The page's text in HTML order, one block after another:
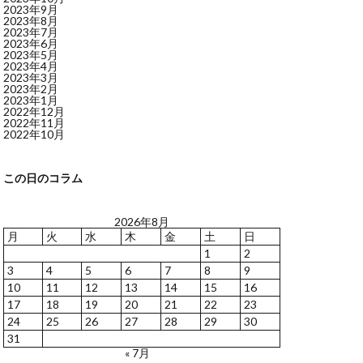
2023年9月
2023年8月
2023年7月
2023年6月
2023年5月
2023年4月
2023年3月
2023年2月
2023年1月
2022年12月
2022年11月
2022年10月
この日のコラム
2026年8月
月
火 水 木 金 土
日
1
2
3
4 5 6 7 8
9
10
11 12 13 14 15
16
17
18 19 20 21 22
23
24
25 26 27 28 29
30
31
« 7月